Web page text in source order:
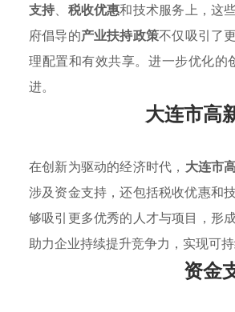
支持、 税收优惠和技术服务上，这
府倡导的产业扶持政策不仅吸引了
理配置和有效共享。进一步优化
进。
大连市高
在创新为驱动的经济时代， 大连市
涉及资金支持，还包括税收优惠和
够吸引更多优秀的人才与项目，形
助力企业持续提升竞争力，实现可
资金